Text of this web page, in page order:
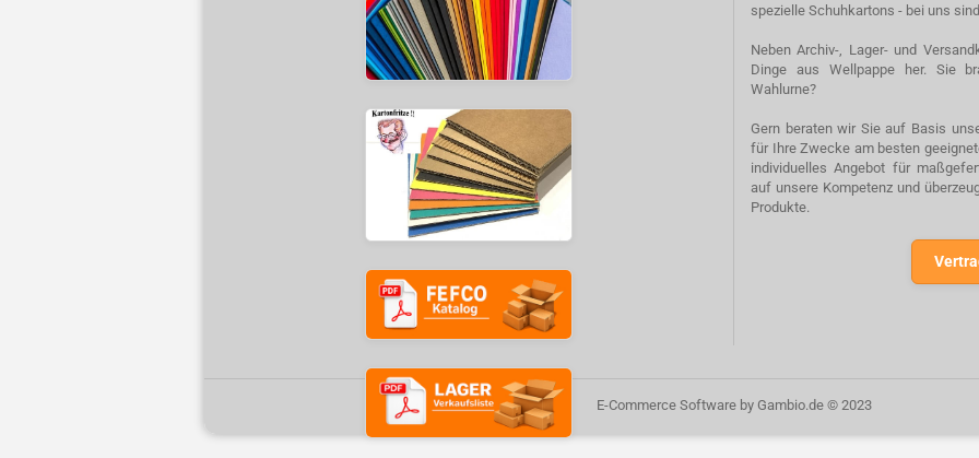
spezielle Schuhkartons - bei uns
Neben Archiv-, Lager- und
Dinge aus Wellpappe her. Sie
Wahlurne?
Gern beraten wir Sie auf Basis
für Ihre Zwecke am besten
individuelles Angebot für
auf unsere Kompetenz und
Produkte.
E-Commerce Software by Gambio.de © 2023